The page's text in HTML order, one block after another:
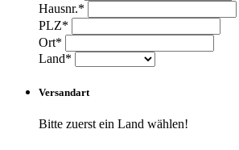
Hausnr.*
PLZ*
Ort*
Land*
Versandart
Bitte zuerst ein Land wählen!